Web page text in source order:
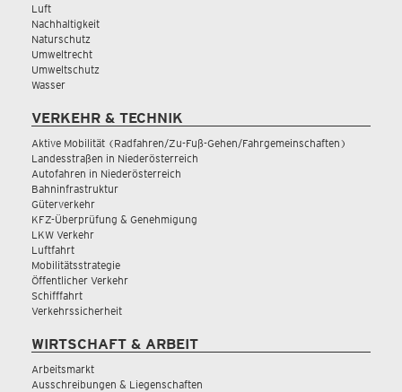
Luft
Nachhaltigkeit
Naturschutz
Umweltrecht
Umweltschutz
Wasser
VERKEHR & TECHNIK
Aktive Mobilität (Radfahren/Zu-Fuß-Gehen/Fahrgemeinschaften)
Landesstraßen in Niederösterreich
Autofahren in Niederösterreich
Bahninfrastruktur
Güterverkehr
KFZ-Überprüfung & Genehmigung
LKW Verkehr
Luftfahrt
Mobilitätsstrategie
Öffentlicher Verkehr
Schifffahrt
Verkehrssicherheit
WIRTSCHAFT & ARBEIT
Arbeitsmarkt
Ausschreibungen & Liegenschaften